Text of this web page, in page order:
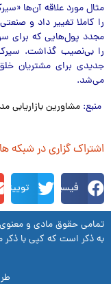
مثال مورد علاقه آن‌ها
را کاملا تغییر داد و
مجدد پول‌هایی که برای
را بی‌نصیب گذاشت. سیرک
جدیدی برای مشتریان
می‌شد.
منبع: مشاورین بازاریابی
اشتراک گزاری در شبکه
فیسبوک توییتر
تمامی حقوق مادی و
به ذکر است که کپی با ذکر